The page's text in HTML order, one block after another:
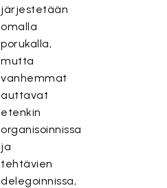
järjestetään
omalla
porukalla,
mutta
vanhemmat
auttavat
etenkin
organisoinnissa
ja
tehtävien
delegoinnissa,